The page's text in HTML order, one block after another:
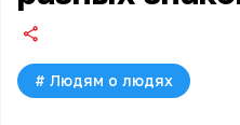
# Людям о людях